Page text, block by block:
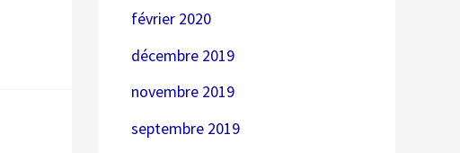
février 2020
décembre 2019
novembre 2019
septembre 2019